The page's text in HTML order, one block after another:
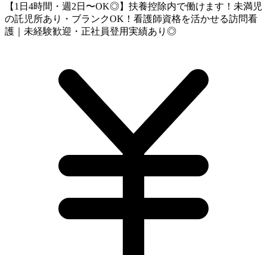
【1日4時間・週2日〜OK◎】扶養控除内で働けます！未満児
の託児所あり・ブランクOK！看護師資格を活かせる訪問看
護｜未経験歓迎・正社員登用実績あり◎